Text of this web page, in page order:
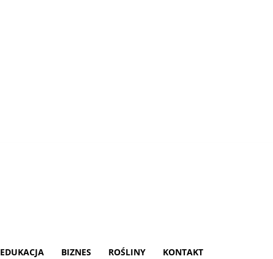
EDUKACJA BIZNES ROŚLINY KONTAKT